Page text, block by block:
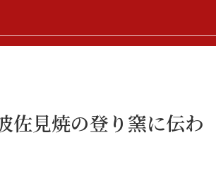
佐見焼の登り窯に伝わ